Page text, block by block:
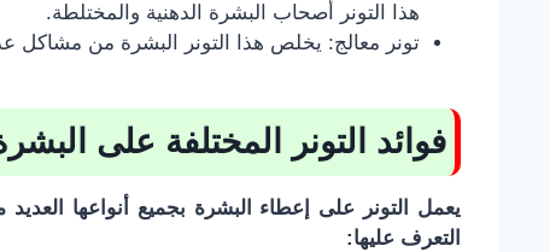
هذا التونر أصحاب البشرة الدهنية والمختلطة.
تونر معالج: يخلص هذا التونر البشرة من مشاكل
فوائد التونر المختلفة على
يعمل التونر على إعطاء البشرة بجميع أنواعها
التعرف عليها: